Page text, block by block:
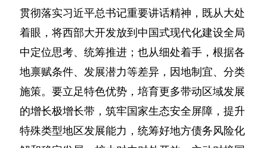
贯彻落实习近平总书记重要讲话精神，既从大处
着眼，将西部大开发放到中国式现代化建设全局
中定位思考、统筹推进；也从细处着手，根据各
地禀赋条件、发展潜力等差异，因地制宜、分类
施策。要立足特色优势，培育更多带动区域发展
的增长极增长带，筑牢国家生态安全屏障，提升
特殊类型地区发展能力，统筹好地方债务风险化